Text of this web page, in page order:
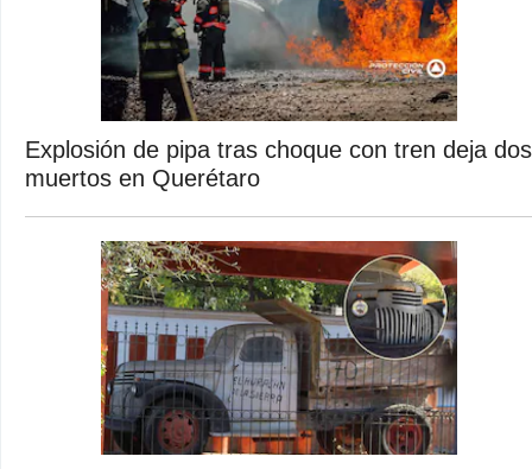
Explosión de pipa tras choque con tren deja dos
muertos en Querétaro